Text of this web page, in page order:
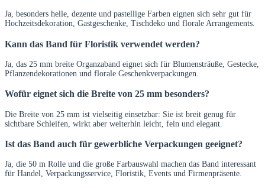
Ja, besonders helle, dezente und pastellige Farben eignen sich sehr gut für
Hochzeitsdekoration, Gastgeschenke, Tischdeko und florale Arrangements.
Kann das Band für Floristik verwendet werden?
Ja, das 25 mm breite Organzaband eignet sich für Blumensträuße, Gestecke,
Pflanzendekorationen und florale Geschenkverpackungen.
Wofür eignet sich die Breite von 25 mm besonders?
Die Breite von 25 mm ist vielseitig einsetzbar: Sie ist breit genug für
sichtbare Schleifen, wirkt aber weiterhin leicht, fein und elegant.
Ist das Band auch für gewerbliche Verpackungen geeignet?
Ja, die 50 m Rolle und die große Farbauswahl machen das Band interessant
für Handel, Verpackungsservice, Floristik, Events und Firmenpräsente.